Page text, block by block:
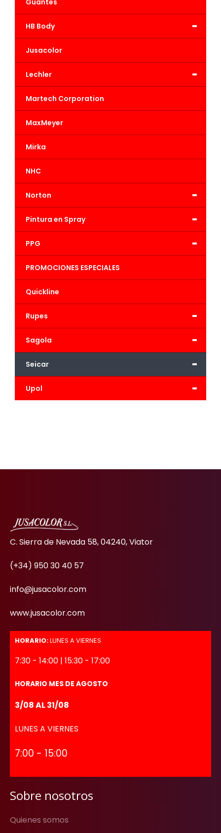
Guantes
-
HB Body
Jusacolor
-
Lechler
Martech Corporation
MaxMeyer
Mirka
NHC
-
Norton
-
Pintura en Spray
-
PPG
PROMOCIONES ESPECIALES
Quickline
-
Rupes
-
Sagola
-
Seicar
-
Upol
C. Sierra de Nevada 58, 04240, Viator
(+34) 950 30 40 57
info@jusacolor.com
www.jusacolor.com
HORARIO:LUNES A VIERNES
7:30 - 14:00 | 15:30 - 17:00
HORARIO MES DE AGOSTO
3/08 AL 31/08
LUNES A VIERNES
7:00 - 15:00
Sobre nosotros
Quienes somos